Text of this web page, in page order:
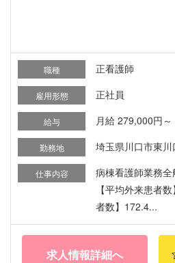
職種 正看護師
雇用形態 正社員
給与 月給 279,000円～
勤務地 埼玉県川口市東
仕事内容
病棟看護師業務全
【平均外来患者
者数】172.4...
求人情報詳細へ